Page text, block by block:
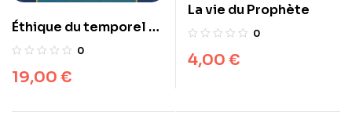
Éthique du temporel et
du spirituel – أدب الدنيا و
0
19,00 €
La vie du Prophète
0
4,00 €